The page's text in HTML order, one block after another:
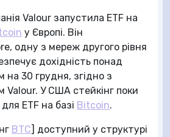
Valour запустила ETF на
у Європі. Він
одну з мереж другого рівня
дохідність понад
на 30 грудня, згідно з
Valour. У США стейкінг поки
ETF на базі Bitcoin.
BTC] доступний у структурі